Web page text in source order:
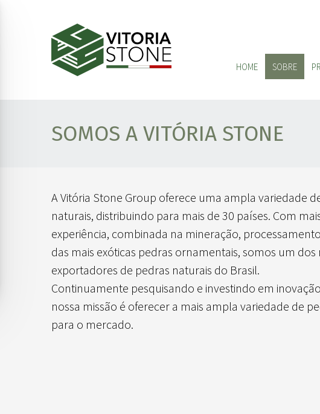
HOME SOBRE
SOMOS A VITÓRIA STONE
A Vitória Stone Group oferece uma ampla variedade
naturais, distribuindo para mais de 30 países. Com
experiência, combinada na mineração,
das mais exóticas pedras ornamentais, somos um dos
exportadores de pedras naturais do Brasil.
Continuamente pesquisando e investindo em
nossa missão é oferecer a mais ampla variedade de
para o mercado.